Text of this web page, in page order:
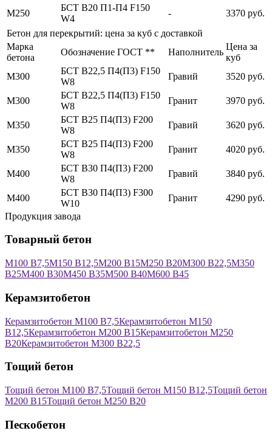
М250
БСТ В20 П1-П4 F150
W4
-
3370 руб.
Бетон для перекрытий: цена за куб с доставкой
Марка
бетона
Обозначение ГОСТ ** Наполнитель
Цена за
куб
М300
БСТ В22,5 П4(П3) F150
W8
Гравий 3520 руб.
М300
БСТ В22,5 П4(П3) F150
W8
Гранит 3970 руб.
М350
БСТ В25 П4(П3) F200
W8
Гравий 3620 руб.
М350
БСТ В25 П4(П3) F200
W8
Гранит 4020 руб.
М400
БСТ В30 П4(П3) F200
W8
Гравий 3840 руб.
М400
БСТ В30 П4(П3) F300
W10
Гранит
4290 руб.
Продукция завода
Товарный бетон
М100 В7,5М150 В12,5М200 В15М250 В20М300 В22,5М350
В25М400 В30М450 В35М500 В40М600 В45
Керамзитобетон
Керамзитобетон М100 В7,5Керамзитобетон М150
В12,5Керамзитобетон М200 В15Керамзитобетон М250
В20Керамзитобетон М300 В22,5
Тощий бетон
Тощий бетон М100 В7,5Тощий бетон М150 В12,5Тощий бетон
М200 В15Тощий бетон М250 В20
Пескобетон